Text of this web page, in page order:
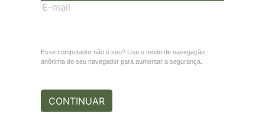
E-mail
Esse computador não é seu? Use o modo de navegação
anônima do seu navegador para aumentar a segurança.
CONTINUAR